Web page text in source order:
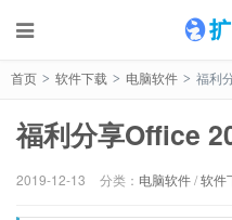
首页 > 软件下载 > 电脑软件 > 福利
福利分享Office
2019-12-13 分类： 电脑软件/软件